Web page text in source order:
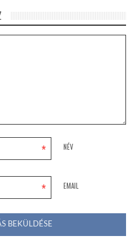
NÉV
*
EMAIL
*